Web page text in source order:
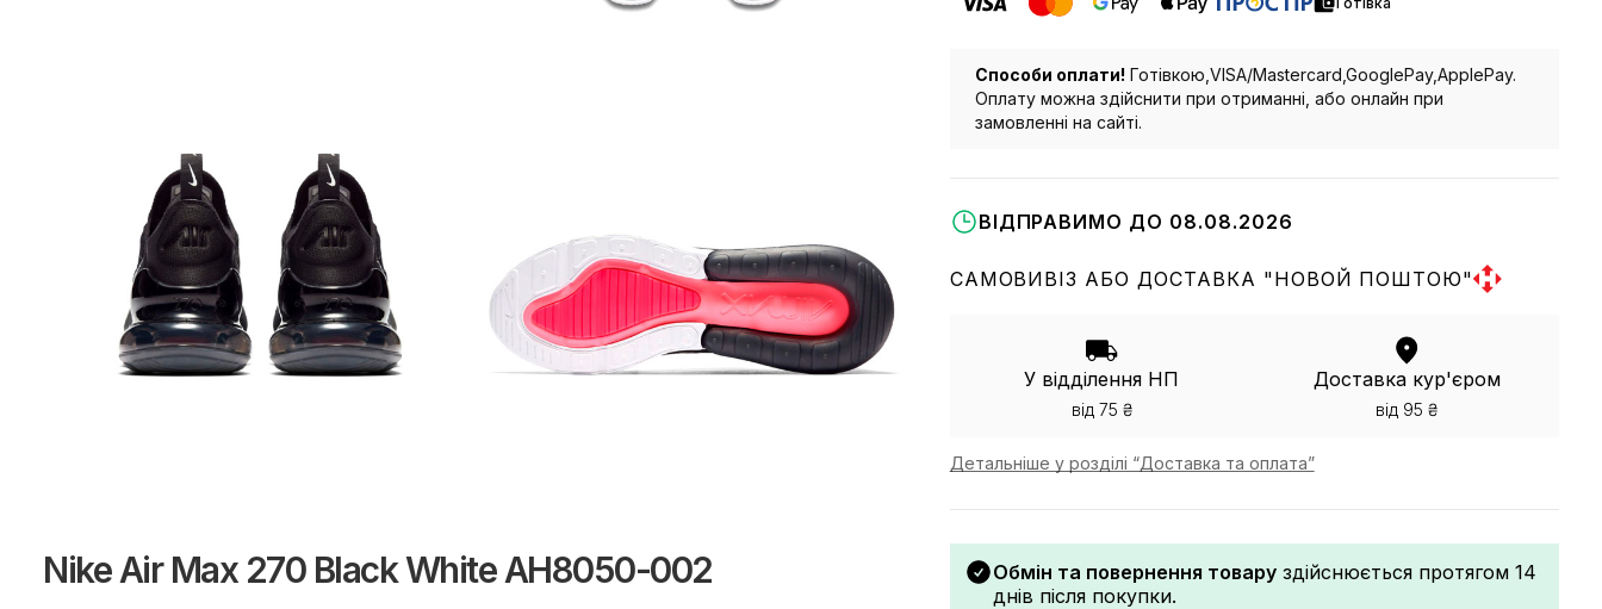
Nike Air Max 270 Black White AH8050-002
Способи оплати! Готівкою,VISA/Mastercard,GooglePay,ApplePay.
Оплату можна здійснити при отриманні, або онлайн при
замовленні на сайті.
ВІДПРАВИМО ДО 08.08.2026
САМОВИВІЗ АБО ДОСТАВКА "НОВОЙ ПОШТОЮ"
У відділення НП
від 75 ₴
Доставка кур'єром
від 95 ₴
Детальніше у розділі “Доставка та оплата”
Обмін та повернення товаруздійснюється протягом 14
днів після покупки.